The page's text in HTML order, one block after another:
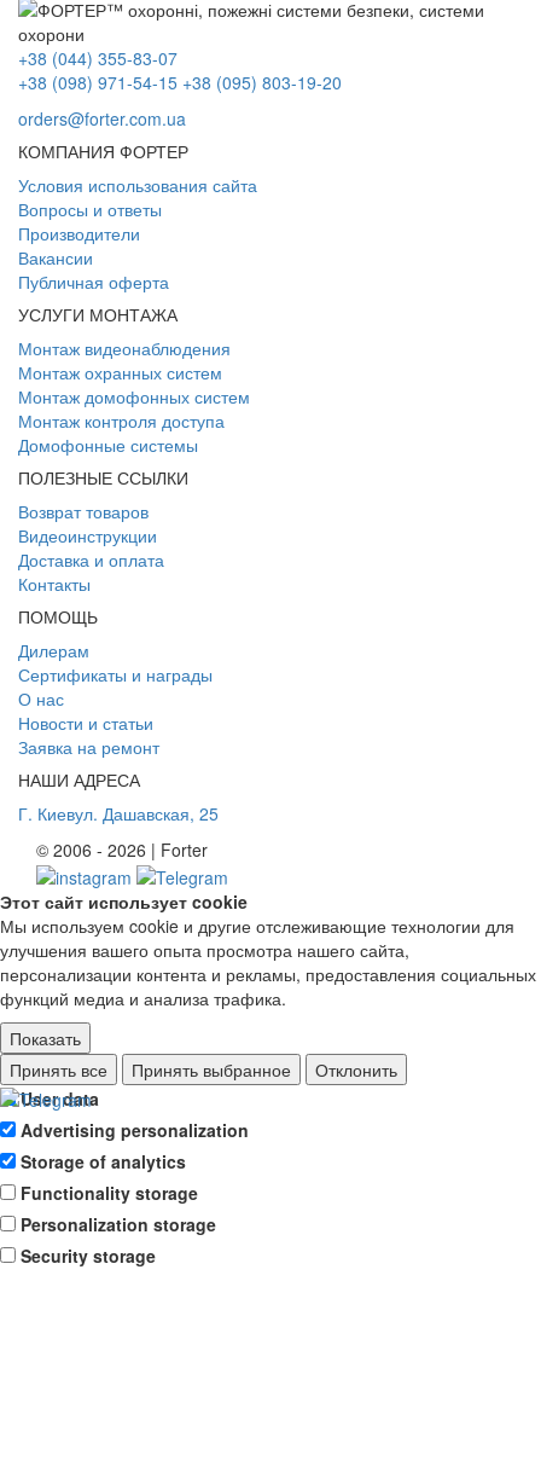
+38 (044) 355-83-07
+38 (098) 971-54-15 +38 (095) 803-19-20
orders@forter.com.ua
КОМПАНИЯ ФОРТЕР
Условия использования сайта
Вопросы и ответы
Производители
Вакансии
Публичная оферта
УСЛУГИ МОНТАЖА
Монтаж видеонаблюдения
Монтаж охранных систем
Монтаж домофонных систем
Монтаж контроля доступа
Домофонные системы
ПОЛЕЗНЫЕ ССЫЛКИ
Возврат товаров
Видеоинструкции
Доставка и оплата
Контакты
ПОМОЩЬ
Дилерам
Сертификаты и награды
О нас
Новости и статьи
Заявка на ремонт
НАШИ АДРЕСА
Г. Киевул. Дашавская, 25
© 2006 - 2026 | Forter
Этот сайт использует cookie
Мы используем cookie и другие отслеживающие технологии для
улучшения вашего опыта просмотра нашего сайта,
персонализации контента и рекламы, предоставления социальных
функций медиа и анализа трафика.
Показать
Ad storage
User data
Advertising personalization
Storage of analytics
Functionality storage
Personalization storage
Security storage
Принять все Принять выбранное Отклонить